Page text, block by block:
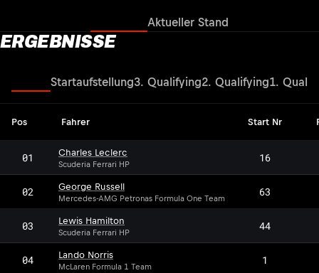
Aktueller Stand
ERGEBNISSE
Startaufstellung3. Qualifying2. Qualifying1.
Pos Fahrer Start Nr
01 Charles Leclerc
Scuderia Ferrari HP 16
02 George Russell
Mercedes-AMG Petronas Formula One Team 63
03 Lewis Hamilton
Scuderia Ferrari HP 44
04 Lando Norris
McLaren Formula 1 Team 1